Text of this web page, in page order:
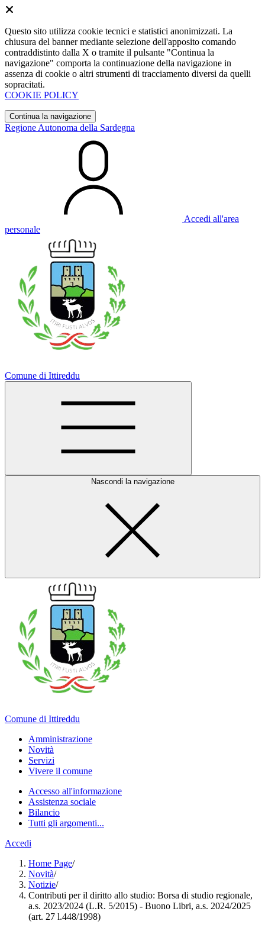
Questo sito utilizza cookie tecnici e statistici anonimizzati. La
chiusura del banner mediante selezione dell'apposito comando
contraddistinto dalla X o tramite il pulsante "Continua la
navigazione" comporta la continuazione della navigazione in
assenza di cookie o altri strumenti di tracciamento diversi da quelli
sopracitati.
COOKIE POLICY
Continua la navigazione
Regione Autonoma della Sardegna
Accedi all'area
personale
Comune di Ittireddu
Nascondi la navigazione
Comune di Ittireddu
Amministrazione
Novità
Servizi
Vivere il comune
Accesso all'informazione
Assistenza sociale
Bilancio
Tutti gli argomenti...
Accedi
Home Page/
Novità/
Notizie/
Contributi per il diritto allo studio: Borsa di studio regionale,
a.s. 2023/2024 (L.R. 5/2015) - Buono Libri, a.s. 2024/2025
(art. 27 l.448/1998)